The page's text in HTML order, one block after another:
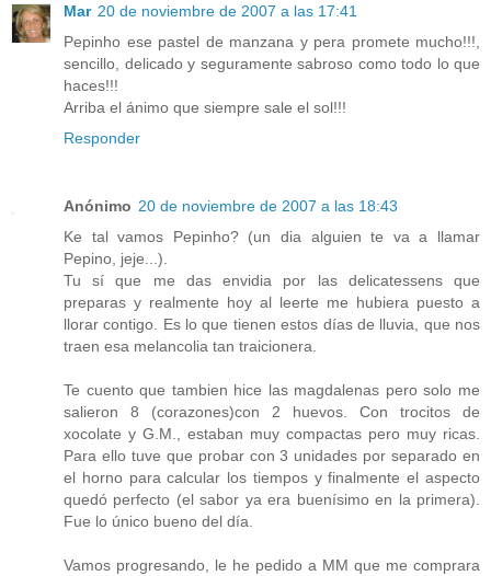
Mar 20 de noviembre de 2007 a las 17:41
Pepinho ese pastel de manzana y pera promete mucho!!!,
sencillo, delicado y seguramente sabroso como todo lo que
haces!!!
Arriba el ánimo que siempre sale el sol!!!
Responder
Anónimo 20 de noviembre de 2007 a las 18:43
Ke tal vamos Pepinho? (un dia alguien te va a llamar
Pepino, jeje...).
Tu sí que me das envidia por las delicatessens que
preparas y realmente hoy al leerte me hubiera puesto a
llorar contigo. Es lo que tienen estos días de lluvia, que nos
traen esa melancolia tan traicionera.
Te cuento que tambien hice las magdalenas pero solo me
salieron 8 (corazones)con 2 huevos. Con trocitos de
xocolate y G.M., estaban muy compactas pero muy ricas.
Para ello tuve que probar con 3 unidades por separado en
el horno para calcular los tiempos y finalmente el aspecto
quedó perfecto (el sabor ya era buenísimo en la primera).
Fue lo único bueno del día.
Vamos progresando, le he pedido a MM que me comprara